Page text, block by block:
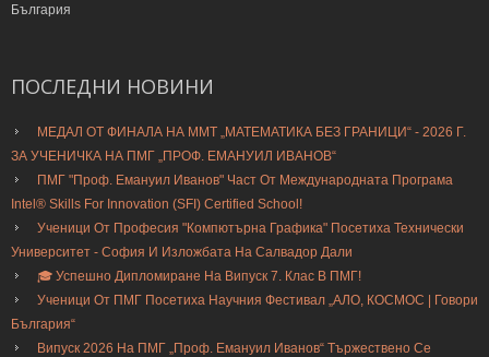
България
ПОСЛЕДНИ НОВИНИ
МЕДАЛ ОТ ФИНАЛА НА ММТ „МАТЕМАТИКА БЕЗ ГРАНИЦИ“ - 2026 Г.
ЗА УЧЕНИЧКА НА ПМГ „ПРОФ. ЕМАНУИЛ ИВАНОВ“
ПМГ "Проф. Емануил Иванов" Част От Международната Програма
Intel® Skills For Innovation (SFI) Certified School!
Ученици От Професия "Компютърна Графика" Посетиха Технически
Университет - София И Изложбата На Салвадор Дали
🎓 Успешно Дипломиране На Випуск 7. Клас В ПМГ!
Ученици От ПМГ Посетиха Научния Фестивал „АЛО, КОСМОС | Говори
България“
Випуск 2026 На ПМГ „Проф. Емануил Иванов“ Тържествено Се